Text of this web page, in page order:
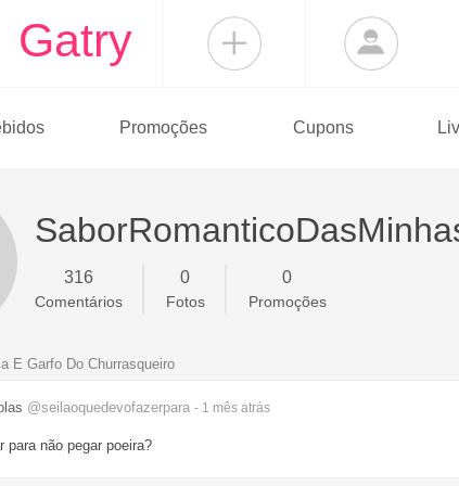
Gatry
Promoções Cupons
316
Comentários
0
Fotos
0
Promoções
E Garfo Do Churrasqueiro
@seilaoquedevofazerpara - 1 mês atrás
para não pegar poeira?